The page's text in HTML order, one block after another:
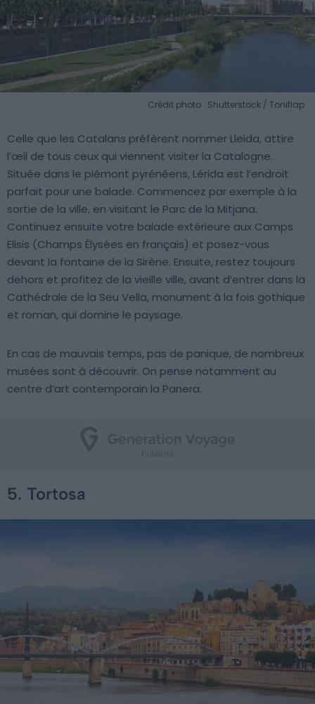
Crédit photo : Shutterstock / Toniflap
Celle que les Catalans préfèrent nommer Lleida, attire
l’œil de tous ceux qui viennent visiter la Catalogne.
Située dans le piémont pyrénéens, Lérida est l’endroit
parfait pour une balade. Commencez par exemple à la
sortie de la ville, en visitant le Parc de la Mitjana.
Continuez ensuite votre balade extérieure aux Camps
Elisis (Champs Élysées en français) et posez-vous
devant la fontaine de la Sirène. Ensuite, restez toujours
dehors et profitez de la vieille ville, avant d’entrer dans la
Cathédrale de la Seu Vella, monument à la fois gothique
et roman, qui domine le paysage.
En cas de mauvais temps, pas de panique, de nombreux
musées sont à découvrir. On pense notamment au
centre d’art contemporain la Panera.
5. Tortosa